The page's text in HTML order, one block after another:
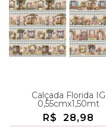
Calçada Florida IG
0,55cmx1,50mt
R$ 28,98